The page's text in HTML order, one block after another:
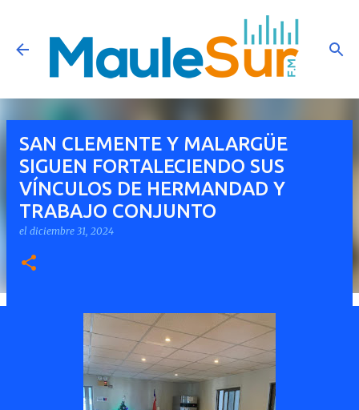
Ir al contenido principal
SAN CLEMENTE Y MALARGÜE
SIGUEN FORTALECIENDO SUS
VÍNCULOS DE HERMANDAD Y
TRABAJO CONJUNTO
el diciembre 31, 2024